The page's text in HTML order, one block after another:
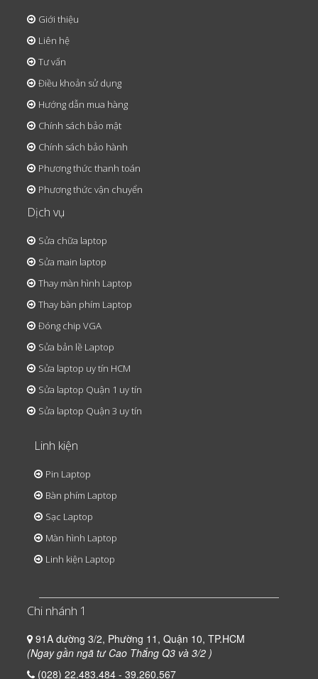
Giới thiệu
Liên hệ
Tư vấn
Điều khoản sử dụng
Hướng dẫn mua hàng
Chính sách bảo mật
Chính sách bảo hành
Phương thức thanh toán
Phương thức vận chuyển
Dịch vụ
Sửa chữa laptop
Sửa main laptop
Thay màn hình Laptop
Thay bàn phím Laptop
Đóng chip VGA
Sửa bản lề Laptop
Sửa laptop uy tín HCM
Sửa laptop Quận 1 uy tín
Sửa laptop Quận 3 uy tín
Linh kiện
Pin Laptop
Bàn phím Laptop
Sạc Laptop
Màn hình Laptop
Linh kiện Laptop
Chi nhánh 1
91A đường 3/2, Phường 11, Quận 10, TP.HCM
(Ngay gần ngã tư Cao Thắng Q3 và 3/2 )
(028) 22.483.484 - 39.260.567